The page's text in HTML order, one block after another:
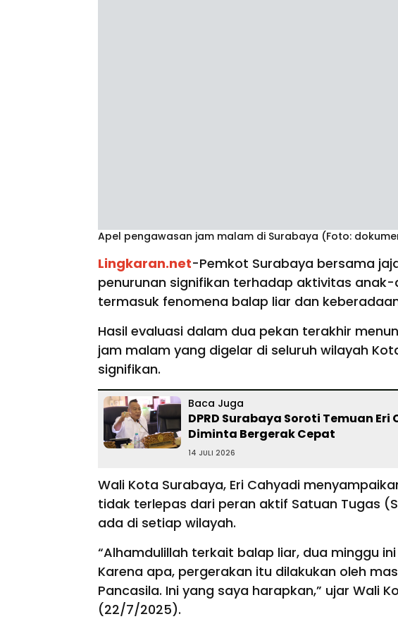
Apel pengawasan jam malam di Surabaya (Foto:
Lingkaran.net-Pemkot Surabaya bersama
penurunan signifikan terhadap aktivitas
termasuk fenomena balap liar dan
Hasil evaluasi dalam dua pekan terakhir
jam malam yang digelar di seluruh wilayah
signifikan.
Baca Juga
DPRD Surabaya Soroti Temuan
Diminta Bergerak Cepat
14 JULI 2026
Wali Kota Surabaya, Eri Cahyadi
tidak terlepas dari peran aktif Satuan Tugas
ada di setiap wilayah.
“Alhamdulillah terkait balap liar, dua minggu
Karena apa, pergerakan itu dilakukan oleh
Pancasila. Ini yang saya harapkan,” ujar Wali
(22/7/2025).